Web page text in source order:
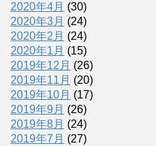
2020年4月 (30)
2020年3月 (24)
2020年2月 (24)
2020年1月 (15)
2019年12月 (26)
2019年11月 (20)
2019年10月 (17)
2019年9月 (26)
2019年8月 (24)
2019年7月 (27)